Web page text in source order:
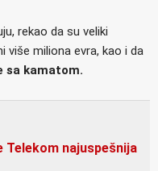
rekao da su veliki
više miliona evra, kao i da
sa kamatom.
Telekom najuspešnija